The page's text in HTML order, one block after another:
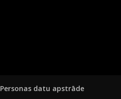
Personas datu apstrāde